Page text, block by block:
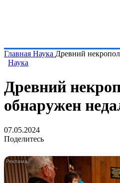
Главная Наука Древний
Наука
Древний
обнаружен
07.05.2024
Поделитесь